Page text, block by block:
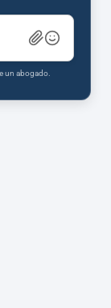
un abogado.